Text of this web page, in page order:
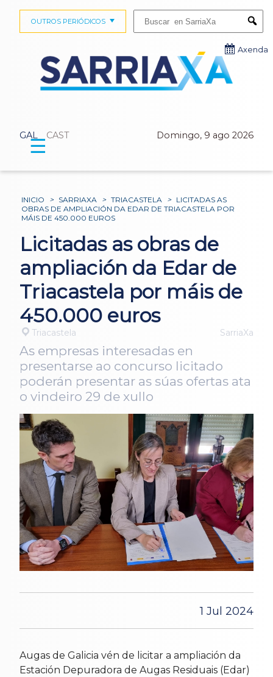
GAL CAST Domingo, 9 ago 2026
OUTROS PERIÓDICOS
Axenda
☰
INICIO > SARRIAXA > TRIACASTELA > LICITADAS AS
OBRAS DE AMPLIACIÓN DA EDAR DE TRIACASTELA POR
MÁIS DE 450.000 EUROS
Licitadas as obras de
ampliación da Edar de
Triacastela por máis de
450.000 euros
Triacastela SarriaXa
As empresas interesadas en
presentarse ao concurso licitado
poderán presentar as súas ofertas ata
o vindeiro 29 de xullo
1 Jul 2024
Augas de Galicia vén de licitar a ampliación da
Estación Depuradora de Augas Residuais (Edar)